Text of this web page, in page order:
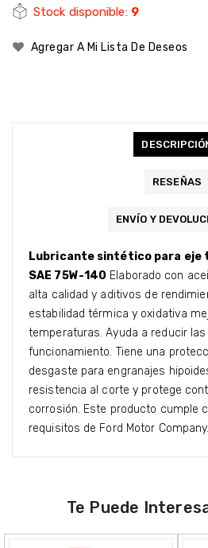
Stock disponible: 9
Agregar A Mi Lista De Deseos
RESEÑAS
ENVÍO Y
Lubricante sintético para
SAE 75W-140 Elaborado con
alta calidad y aditivos de
estabilidad térmica y oxidativa
temperaturas. Ayuda a reducir
funcionamiento. Tiene una
desgaste para engranajes
resistencia al corte y protege
corrosión. Este producto cumple
requisitos de Ford Motor Company.
Te Puede